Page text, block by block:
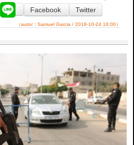
Facebook
Twitter
（autor：Samuel Garcia / 2018-10-24 16:00）